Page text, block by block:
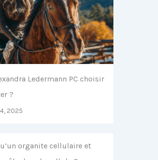
Ledermann PC choisir
?
2025
organite cellulaire et